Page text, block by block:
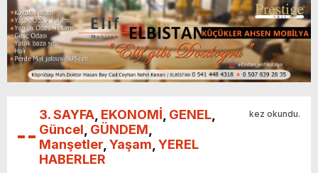
3. SAYFA EKONOMİ GENEL
Güncel GÜNDEM
Manşetler Yaşam YEREL
HABERLER
kez okundu.